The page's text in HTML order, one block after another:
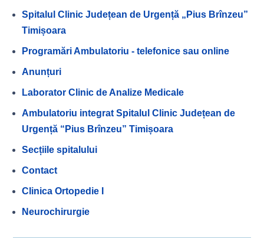
Spitalul Clinic Județean de Urgență „Pius Brînzeu”
Timișoara
Programări Ambulatoriu - telefonice sau online
Anunțuri
Laborator Clinic de Analize Medicale
Ambulatoriu integrat Spitalul Clinic Județean de
Urgență “Pius Brînzeu” Timișoara
Secțiile spitalului
Contact
Clinica Ortopedie I
Neurochirurgie